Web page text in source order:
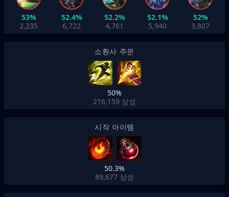
53%
2,235
52.4%
6,722
52.2%
4,761
52.1%
5,940
52%
3,807
소환사 주문
50%
216,159 상성
시작 아이템
50.3%
89,677 상성